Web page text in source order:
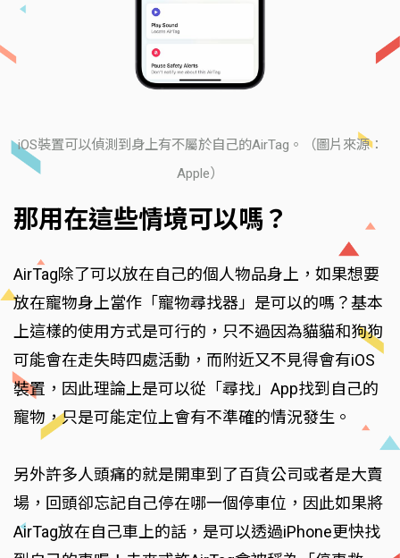
iOS裝置可以偵測到身上有不屬於自己的AirTag。（圖片來源：
Apple）
那用在這些情境可以嗎？
AirTag除了可以放在自己的個人物品身上，如果想要
放在寵物身上當作「寵物尋找器」是可以的嗎？基本
上這樣的使用方式是可行的，只不過因為貓貓和狗狗
可能會在走失時四處活動，而附近又不見得會有iOS
裝置，因此理論上是可以從「尋找」App找到自己的
寵物，只是可能定位上會有不準確的情況發生。
另外許多人頭痛的就是開車到了百貨公司或者是大賣
場，回頭卻忘記自己停在哪一個停車位，因此如果將
AirTag放在自己車上的話，是可以透過iPhone更快找